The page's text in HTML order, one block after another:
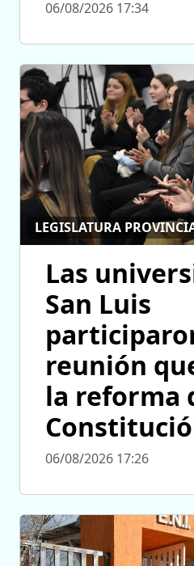
06/08/2026 17:34
LEGISLATURA
Las
San Luis
reunión
la reforma
06/08/2026 17:26